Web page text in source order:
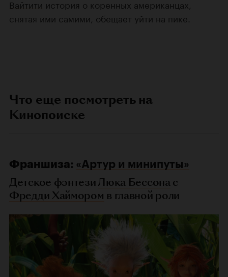
Вайтити история о коренных американцах,
снятая ими самими, обещает уйти на пике.
Что еще посмотреть на
Кинопоиске
Франшиза: «Артур и минипуты»
Детское фэнтези Люка Бессона с
Фредди Хаймором в главной роли